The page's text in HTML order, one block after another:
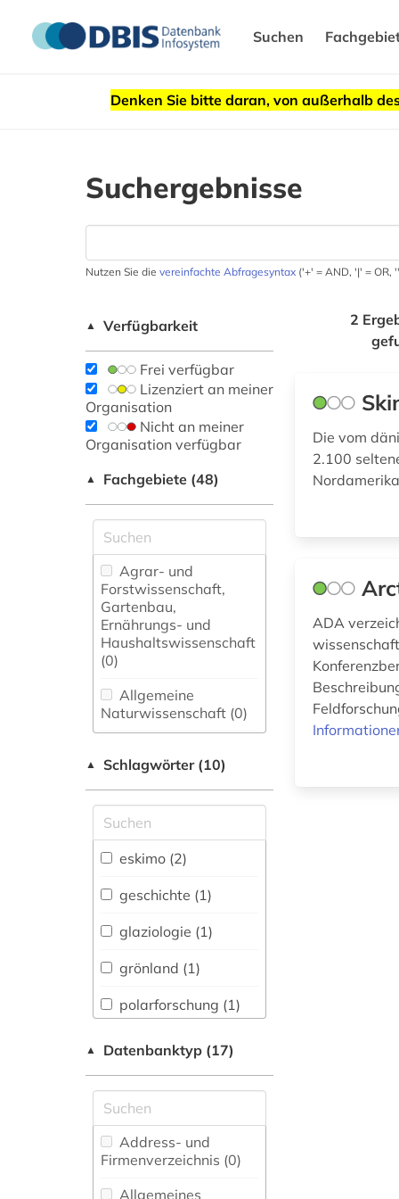
Suchen
Denken Sie bitte daran, von außerhalb
Suchergebnisse
Nutzen Sie die vereinfachte Abfragesyntax ('+' = AND, '|' = OR,
▲ Verfügbarkeit
Frei verfügbar
Lizenziert an meiner
Organisation
Nicht an meiner
Organisation verfügbar
▲ Fachgebiete (48)
Agrar- und
Forstwissenschaft,
Gartenbau,
Ernährungs- und
Haushaltswissenschaft
(0)
Allgemeine
Naturwissenschaft (0)
fachübergreifende
Allgemeine und
vergleichende Sprach-
und
Literaturwissenschaft.
Indogermanistik.
Außereuropäische
Sprachen und
Literaturen (0)
Anglistik.
Amerikanistik (0)
Vermessungswesen (0)
Australien,
Neuseeland (0)
Biologie,
▲ Schlagwörter (10)
eskimo (2)
geschichte (1)
glaziologie (1)
grönland (1)
polarforschung (1)
sibirien (1)
skandinavien (1)
tracht (1)
umweltforschung (1)
usa (1)
▲ Datenbanktyp (17)
Address- und
Firmenverzeichnis (0)
Allgemeines
2
Die vom
2.100
ADA